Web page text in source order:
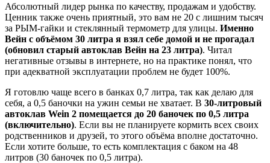
Абсолютный лидер рынка по качеству, продажам и удобству.
Ценник также очень приятный, это вам не 20 с лишним тысяч
за РЫМ-гайки и стеклянный термометр для улицы. Именно
Вейн с объёмом 30 литра я взял себе домой и не прогадал
(обновил старый автоклав Вейн на 23 литра). Читал
негативные отзывы в интернете, но на практике понял, что
при адекватной эксплуатации проблем не будет 100%.
Я готовлю чаще всего в банках 0,7 литра, так как делаю для
себя, а 0,5 баночки на ужин семьи не хватает. В 30-литровый
автоклав Wein 2 помещается до 20 баночек по 0,5 литра
(включительно). Если вы не планируете кормить всех своих
родственников и друзей, то этого объёма вполне достаточно.
Если хотите больше, то есть комплектация с баком на 48
литров (30 баночек по 0,5 литра).